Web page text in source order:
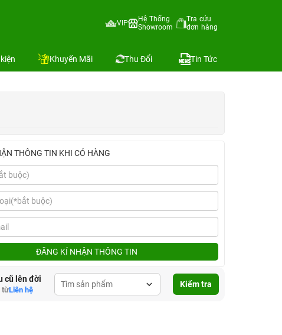
VIP
Hệ Thống
Showroom
Tra cứu
đơn hàng
Khuyến Mãi Thu Đổi Tin Tức
THÔNG TIN KHI CÓ HÀNG
ĐĂNG KÍ NHẬN THÔNG TIN
cũ lên đời
từLiên hệ
Kiểm tra